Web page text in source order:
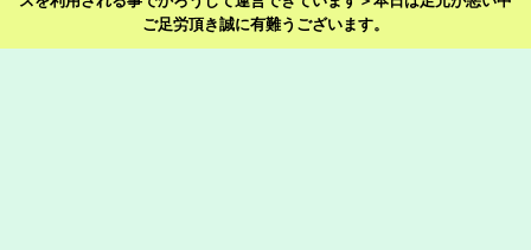
ご足労頂き誠に有難うございます。